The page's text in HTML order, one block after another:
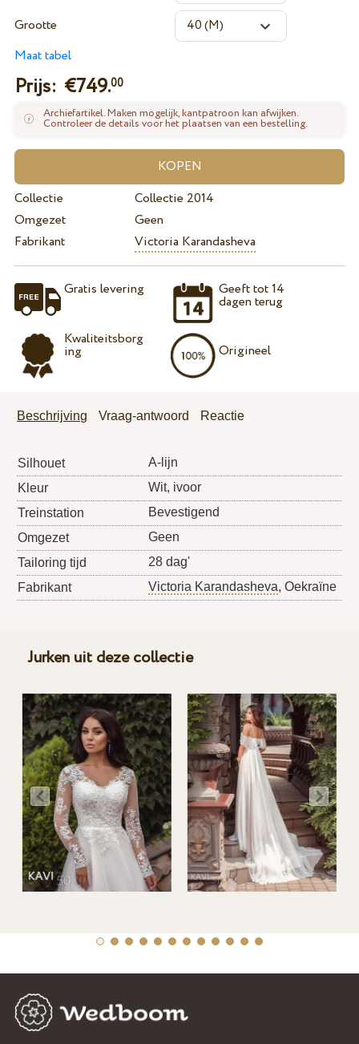
Grootte
Maat tabel
Prijs: €749.00
Archiefartikel. Maken mogelijk, kantpatroon kan afwijken.
Controleer de details voor het plaatsen van een bestelling.
Collectie
Collectie 2014
Omgezet
Geen
Fabrikant
Victoria Karandasheva
Gratis levering
Kwaliteitsborg
ing
Geeft tot 14
dagen terug
Origineel
Beschrijving Vraag-antwoord Reactie
Silhouet
A-lijn
Kleur
Wit, ivoor
Treinstation
Bevestigend
Omgezet
Geen
Tailoring tijd
28 dag'
Fabrikant
Victoria Karandasheva, Oekraïne
Jurken uit deze collectie